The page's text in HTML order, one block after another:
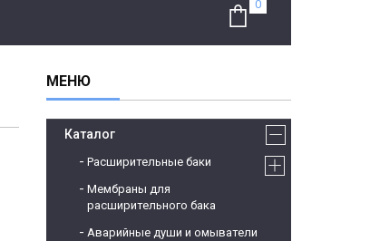
Каталог
Расширительные баки
Мембраны для
расширительного бака
Аварийные души и омыватели